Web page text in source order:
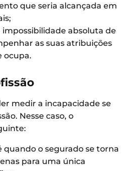
que seria alcançada em
impossibilidade absoluta de
as suas atribuições
ocupa.
medir a incapacidade se
Nesse caso, o
quando o segurado se torna
para uma única